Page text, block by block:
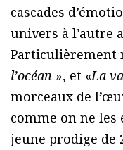
cascades
univers à l’autre
Particulièrement
l’océan », et «La
morceaux de
comme on ne
jeune prodige de